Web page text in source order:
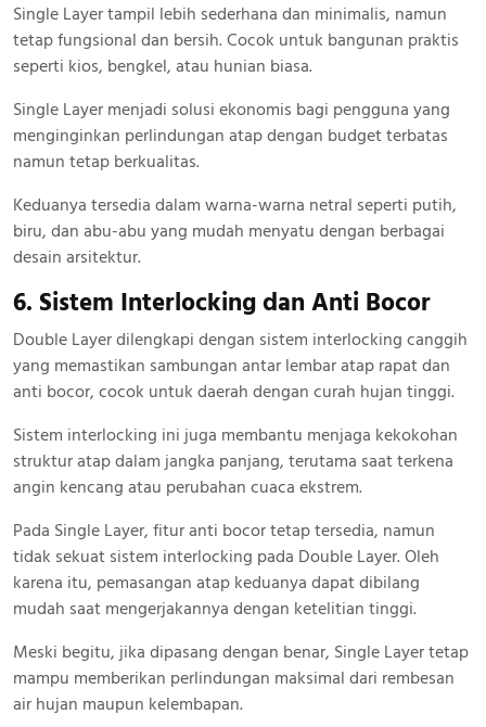
Single Layer tampil lebih sederhana dan minimalis, namun
tetap fungsional dan bersih. Cocok untuk bangunan praktis
seperti kios, bengkel, atau hunian biasa.
Single Layer menjadi solusi ekonomis bagi pengguna yang
menginginkan perlindungan atap dengan budget terbatas
namun tetap berkualitas.
Keduanya tersedia dalam warna-warna netral seperti putih,
biru, dan abu-abu yang mudah menyatu dengan berbagai
desain arsitektur.
6. Sistem Interlocking dan Anti Bocor
Double Layer dilengkapi dengan sistem interlocking canggih
yang memastikan sambungan antar lembar atap rapat dan
anti bocor, cocok untuk daerah dengan curah hujan tinggi.
Sistem interlocking ini juga membantu menjaga kekokohan
struktur atap dalam jangka panjang, terutama saat terkena
angin kencang atau perubahan cuaca ekstrem.
Pada Single Layer, fitur anti bocor tetap tersedia, namun
tidak sekuat sistem interlocking pada Double Layer. Oleh
karena itu, pemasangan atap keduanya dapat dibilang
mudah saat mengerjakannya dengan ketelitian tinggi.
Meski begitu, jika dipasang dengan benar, Single Layer tetap
mampu memberikan perlindungan maksimal dari rembesan
air hujan maupun kelembapan.